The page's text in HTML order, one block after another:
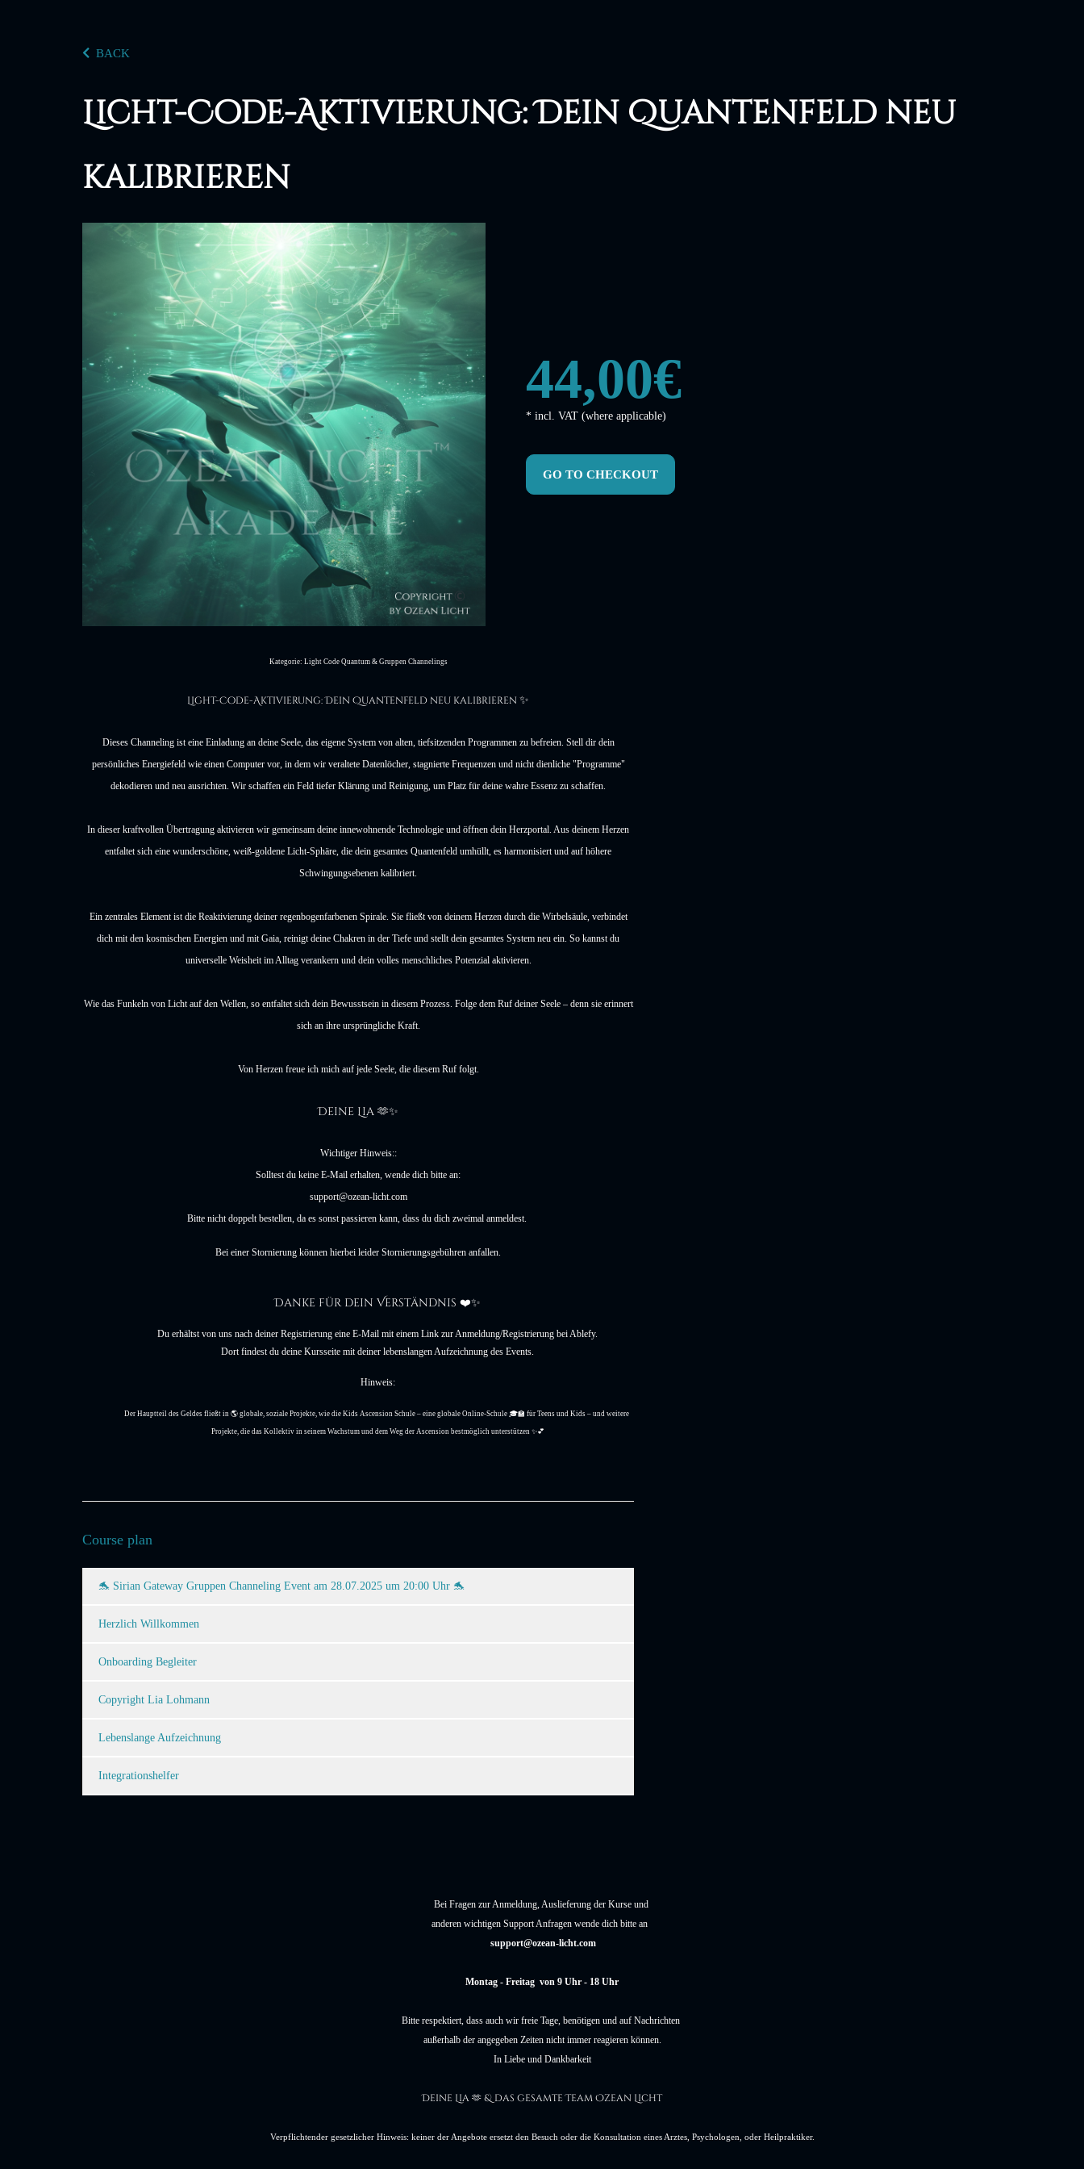
BACK
Licht-Code-Aktivierung: Dein Quantenfeld neu
kalibrieren
44,00€
* incl. VAT (where applicable)
GO TO CHECKOUT
Kategorie: Light Code Quantum & Gruppen Channelings
Light-Code-Aktivierung: Dein Quantenfeld neu kalibrieren ✨
Dieses Channeling ist eine Einladung an deine Seele, das eigene System von alten, tiefsitzenden Programmen zu befreien. Stell dir dein
persönliches Energiefeld wie einen Computer vor, in dem wir veraltete Datenlöcher, stagnierte Frequenzen und nicht dienliche "Programme"
dekodieren und neu ausrichten. Wir schaffen ein Feld tiefer Klärung und Reinigung, um Platz für deine wahre Essenz zu schaffen.
In dieser kraftvollen Übertragung aktivieren wir gemeinsam deine innewohnende Technologie und öffnen dein Herzportal. Aus deinem Herzen
entfaltet sich eine wunderschöne, weiß-goldene Licht-Sphäre, die dein gesamtes Quantenfeld umhüllt, es harmonisiert und auf höhere
Schwingungsebenen kalibriert.
Ein zentrales Element ist die Reaktivierung deiner regenbogenfarbenen Spirale. Sie fließt von deinem Herzen durch die Wirbelsäule, verbindet
dich mit den kosmischen Energien und mit Gaia, reinigt deine Chakren in der Tiefe und stellt dein gesamtes System neu ein. So kannst du
universelle Weisheit im Alltag verankern und dein volles menschliches Potenzial aktivieren.
Wie das Funkeln von Licht auf den Wellen, so entfaltet sich dein Bewusstsein in diesem Prozess. Folge dem Ruf deiner Seele – denn sie erinnert
sich an ihre ursprüngliche Kraft.
Von Herzen freue ich mich auf jede Seele, die diesem Ruf folgt.
Deine Lia 🫶✨
Wichtiger Hinweis::
Solltest du keine E-Mail erhalten, wende dich bitte an:
support@ozean-licht.com
Bitte nicht doppelt bestellen, da es sonst passieren kann, dass du dich zweimal anmeldest.
Bei einer Stornierung können hierbei leider Stornierungsgebühren anfallen.
Danke für dein Verständnis ❤️✨
Du erhältst von uns nach deiner Registrierung eine E-Mail mit einem Link zur Anmeldung/Registrierung bei Ablefy.
Dort findest du deine Kursseite mit deiner lebenslangen Aufzeichnung des Events.
Hinweis:
Der Hauptteil des Geldes fließt in 🌎 globale, soziale Projekte, wie die Kids Ascension Schule – eine globale Online-Schule 🎓🏫 für Teens und Kids – und weitere
Projekte, die das Kollektiv in seinem Wachstum und dem Weg der Ascension bestmöglich unterstützen ✨💕
Course plan
🐬 Sirian Gateway Gruppen Channeling Event am 28.07.2025 um 20:00 Uhr 🐬
Herzlich Willkommen
Onboarding Begleiter
Copyright Lia Lohmann
Lebenslange Aufzeichnung
Integrationshelfer
Bei Fragen zur Anmeldung, Auslieferung der Kurse und
anderen wichtigen Support Anfragen wende dich bitte an
support@ozean-licht.com
Montag - Freitag von 9 Uhr - 18 Uhr
Bitte respektiert, dass auch wir freie Tage, benötigen und auf Nachrichten
außerhalb der angegeben Zeiten nicht immer reagieren können.
In Liebe und Dankbarkeit
Deine Lia 🫶 & das gesamte Team Ozean Licht
Verpflichtender gesetzlicher Hinweis: keiner der Angebote ersetzt den Besuch oder die Konsultation eines Arztes, Psychologen, oder Heilpraktiker.